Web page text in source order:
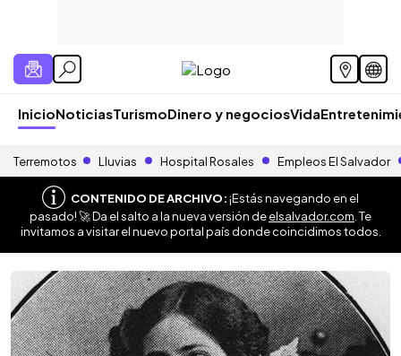
InicioNoticiasTurismoDinero y negociosVida
Terremotos Lluvias Hospital Rosales Empleos El Salvador
CONTENIDO DE ARCHIVO:¡Estás navegando en el
pasado! 🚀 Da el salto a la nueva versión deelsalvador.com . Te
invitamos a visitar el nuevo portal país donde coincidimos todos.